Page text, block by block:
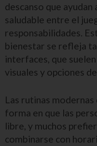
descanso que
saludable entre el
responsabilidades.
bienestar se refleja
interfaces, que
visuales y opciones
Las rutinas
forma en que las
libre, y muchos
combinarse con